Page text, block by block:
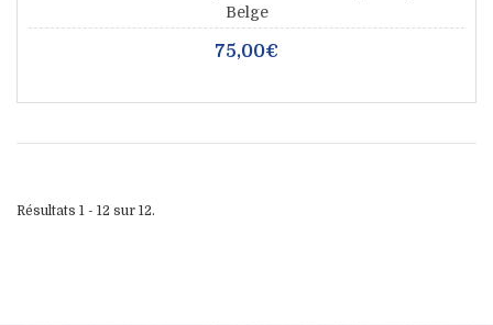
Belge
75,00€
Résultats 1 - 12 sur 12.